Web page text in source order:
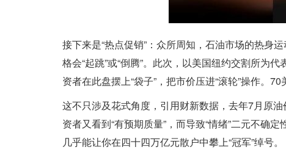
接下来是“热点促销”：众所周知，石油市场的热身
格会“起跳”或“倒腾”。此次，以美国纽约交割所为
资者在此盘摆上“袋子”，把市价压进“滚轮”操作。
这不只涉及花式角度，引用财新数据，去年7月原
资者又看到“有预期质量”，而导致“情绪”二元不确
几乎能让你在四十四万亿元散户中攀上“冠军”绰号。